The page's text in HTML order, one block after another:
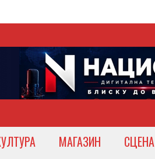
МАГАЗИН СЦЕНА